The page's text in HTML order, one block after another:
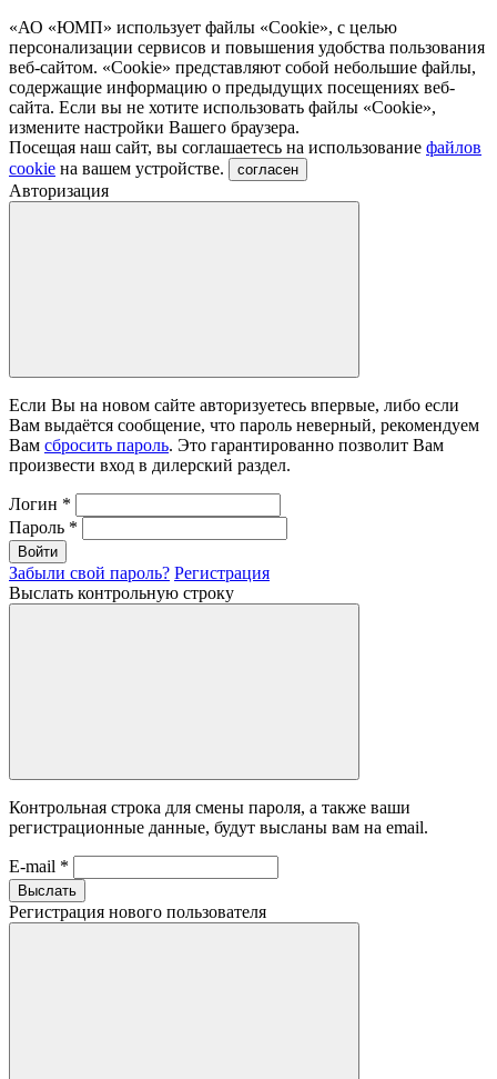
«АО «ЮМП» использует файлы «Сookie», с целью
персонализации сервисов и повышения удобства пользования
веб-сайтом. «Cookie» представляют собой небольшие файлы,
содержащие информацию о предыдущих посещениях веб-
сайта. Если вы не хотите использовать файлы «Сookie»,
измените настройки Вашего браузера.
Посещая наш сайт, вы соглашаетесь на использование файлов
cookie на вашем устройстве. согласен
Авторизация
Если Вы на новом сайте авторизуетесь впервые, либо если
Вам выдаётся сообщение, что пароль неверный, рекомендуем
Вам сбросить пароль. Это гарантированно позволит Вам
произвести вход в дилерский раздел.
Логин *
Пароль *
Войти
Забыли свой пароль? Регистрация
Выслать контрольную строку
Контрольная строка для смены пароля, а также ваши
регистрационные данные, будут высланы вам на email.
E-mail *
Выслать
Регистрация нового пользователя